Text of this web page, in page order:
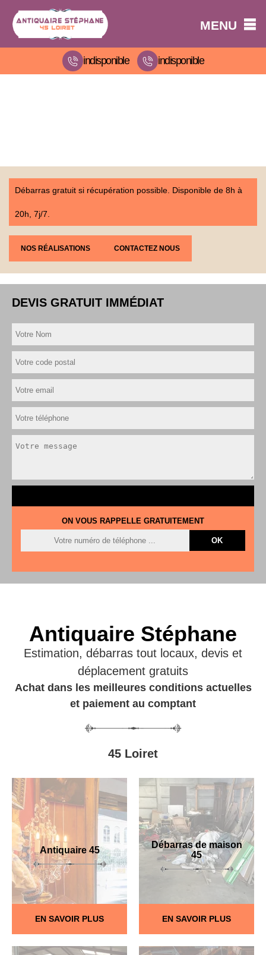
MENU
indisponible indisponible
Débarras gratuit si récupération possible. Disponible de 8h à
20h, 7j/7.
NOS RÉALISATIONS CONTACTEZ NOUS
DEVIS GRATUIT IMMÉDIAT
ON VOUS RAPPELLE GRATUITEMENT
Antiquaire Stéphane
Estimation, débarras tout locaux, devis et
déplacement gratuits
Achat dans les meilleures conditions actuelles
et paiement au comptant
45 Loiret
Antiquaire 45
EN SAVOIR PLUS
Débarras de maison
45
EN SAVOIR PLUS